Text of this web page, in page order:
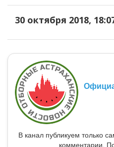
30 октября 2018,
В канал публикуем только
комментарии.